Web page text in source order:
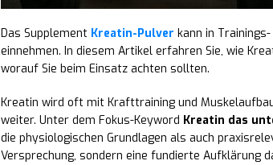
Das Supplement Kreatin-Pulver kann in
einnehmen. In diesem Artikel erfahren Sie, wie
worauf Sie beim Einsatz achten sollten.
Kreatin wird oft mit Krafttraining und
weiter. Unter dem Fokus-Keyword Kreatin das
die physiologischen Grundlagen als auch
Versprechung, sondern eine fundierte Aufklärung